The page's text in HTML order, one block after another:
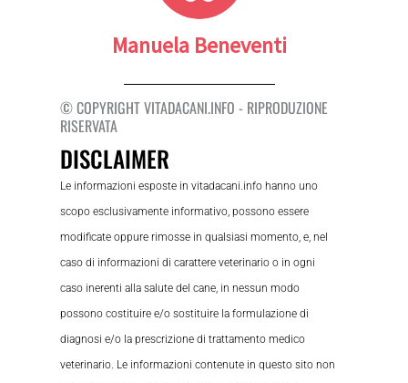
Manuela Beneventi
© COPYRIGHT VITADACANI.INFO - RIPRODUZIONE
RISERVATA
DISCLAIMER
Le informazioni esposte in vitadacani.info hanno uno
scopo esclusivamente informativo, possono essere
modificate oppure rimosse in qualsiasi momento, e, nel
caso di informazioni di carattere veterinario o in ogni
caso inerenti alla salute del cane, in nessun modo
possono costituire e/o sostituire la formulazione di
diagnosi e/o la prescrizione di trattamento medico
veterinario. Le informazioni contenute in questo sito non